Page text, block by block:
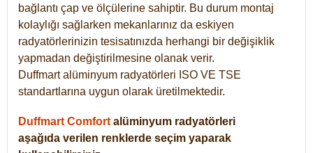
bağlantı çap ve ölçülerine sahiptir. Bu durum montaj
kolaylığı sağlarken mekanlarınız da eskiyen
radyatörlerinizin tesisatınızda herhangi bir değişiklik
yapmadan değiştirilmesine olanak verir.
Duffmart alüminyum radyatörleri ISO VE TSE
standartlarına uygun olarak üretilmektedir.
Duffmart Comfort alüminyum radyatörleri
aşağıda verilen renklerde seçim yaparak